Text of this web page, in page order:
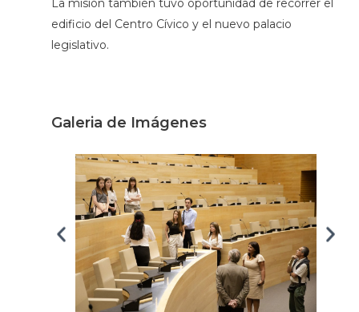
La misión también tuvo oportunidad de recorrer el
edificio del Centro Cívico y el nuevo palacio
legislativo.
Galeria de Imágenes